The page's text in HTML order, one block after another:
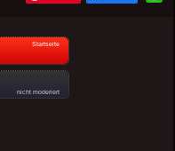
Startseite
nicht moderiert